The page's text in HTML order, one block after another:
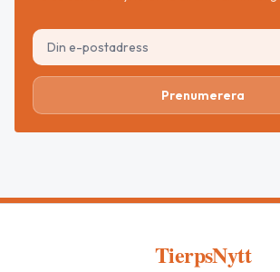
Prenumerera
TierpsNytt